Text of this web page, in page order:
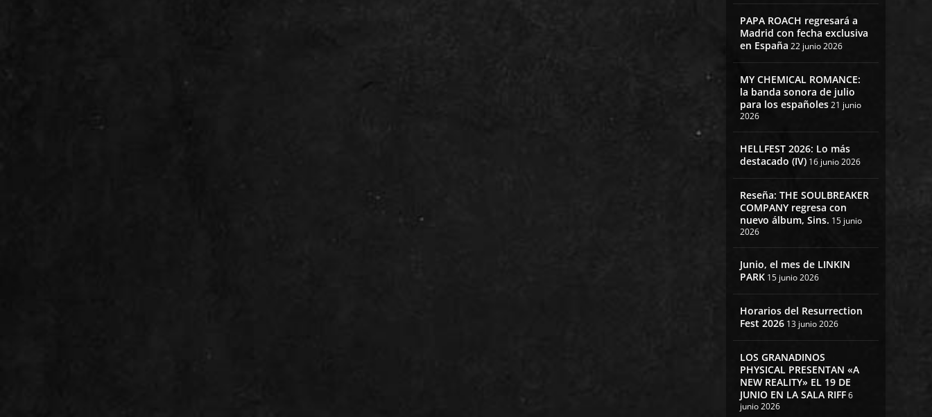
PAPA ROACH regresará a
Madrid con fecha exclusiva
en España 22 junio 2026
MY CHEMICAL ROMANCE:
la banda sonora de julio
para los españoles21 junio
2026
HELLFEST 2026: Lo más
destacado (IV) 16 junio 2026
Reseña: THE SOULBREAKER
COMPANY regresa con
nuevo álbum, Sins. 15 junio
2026
Junio, el mes de LINKIN
PARK 15 junio 2026
Horarios del Resurrection
Fest 2026 13 junio 2026
LOS GRANADINOS
PHYSICAL PRESENTAN «A
NEW REALITY» EL 19 DE
JUNIO EN LA SALA RIFF6
junio 2026